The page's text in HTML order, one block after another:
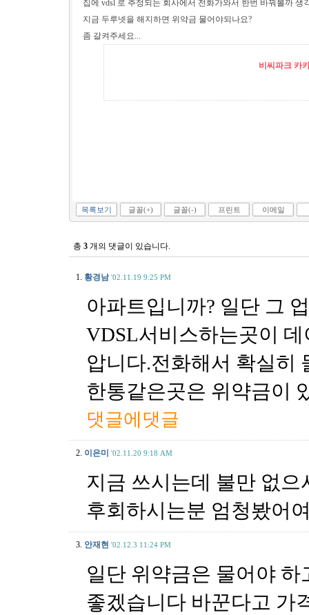
집에 vdsl 로 추정되는 회사에서 전화가와서 한번 바꿔볼까 생
지금 두루넷을 해지하면 위약금 물어야되나요?
좀 갈켜주세요...
비씨파크 카
목록보기 글꼴(+) 글꼴(-) 프린트 이메일
총 3 개의 댓글이 있습니다.
1. 황경남 '02.11.19 9:25 PM
아파트입니까? 일단 그
VDSL서비스하는곳이
압니다.전화해서 확실히
한통같은곳은 위약금이
댓글에댓글
2. 이은미 '02.11.20 9:18 AM
지금 쓰시는데 불만 없
후회하시는분 엄청봤어
3. 안재현 '02.12.3 11:24 PM
일단 위약금은 물어야
좋겠습니다 바꾼다고 가